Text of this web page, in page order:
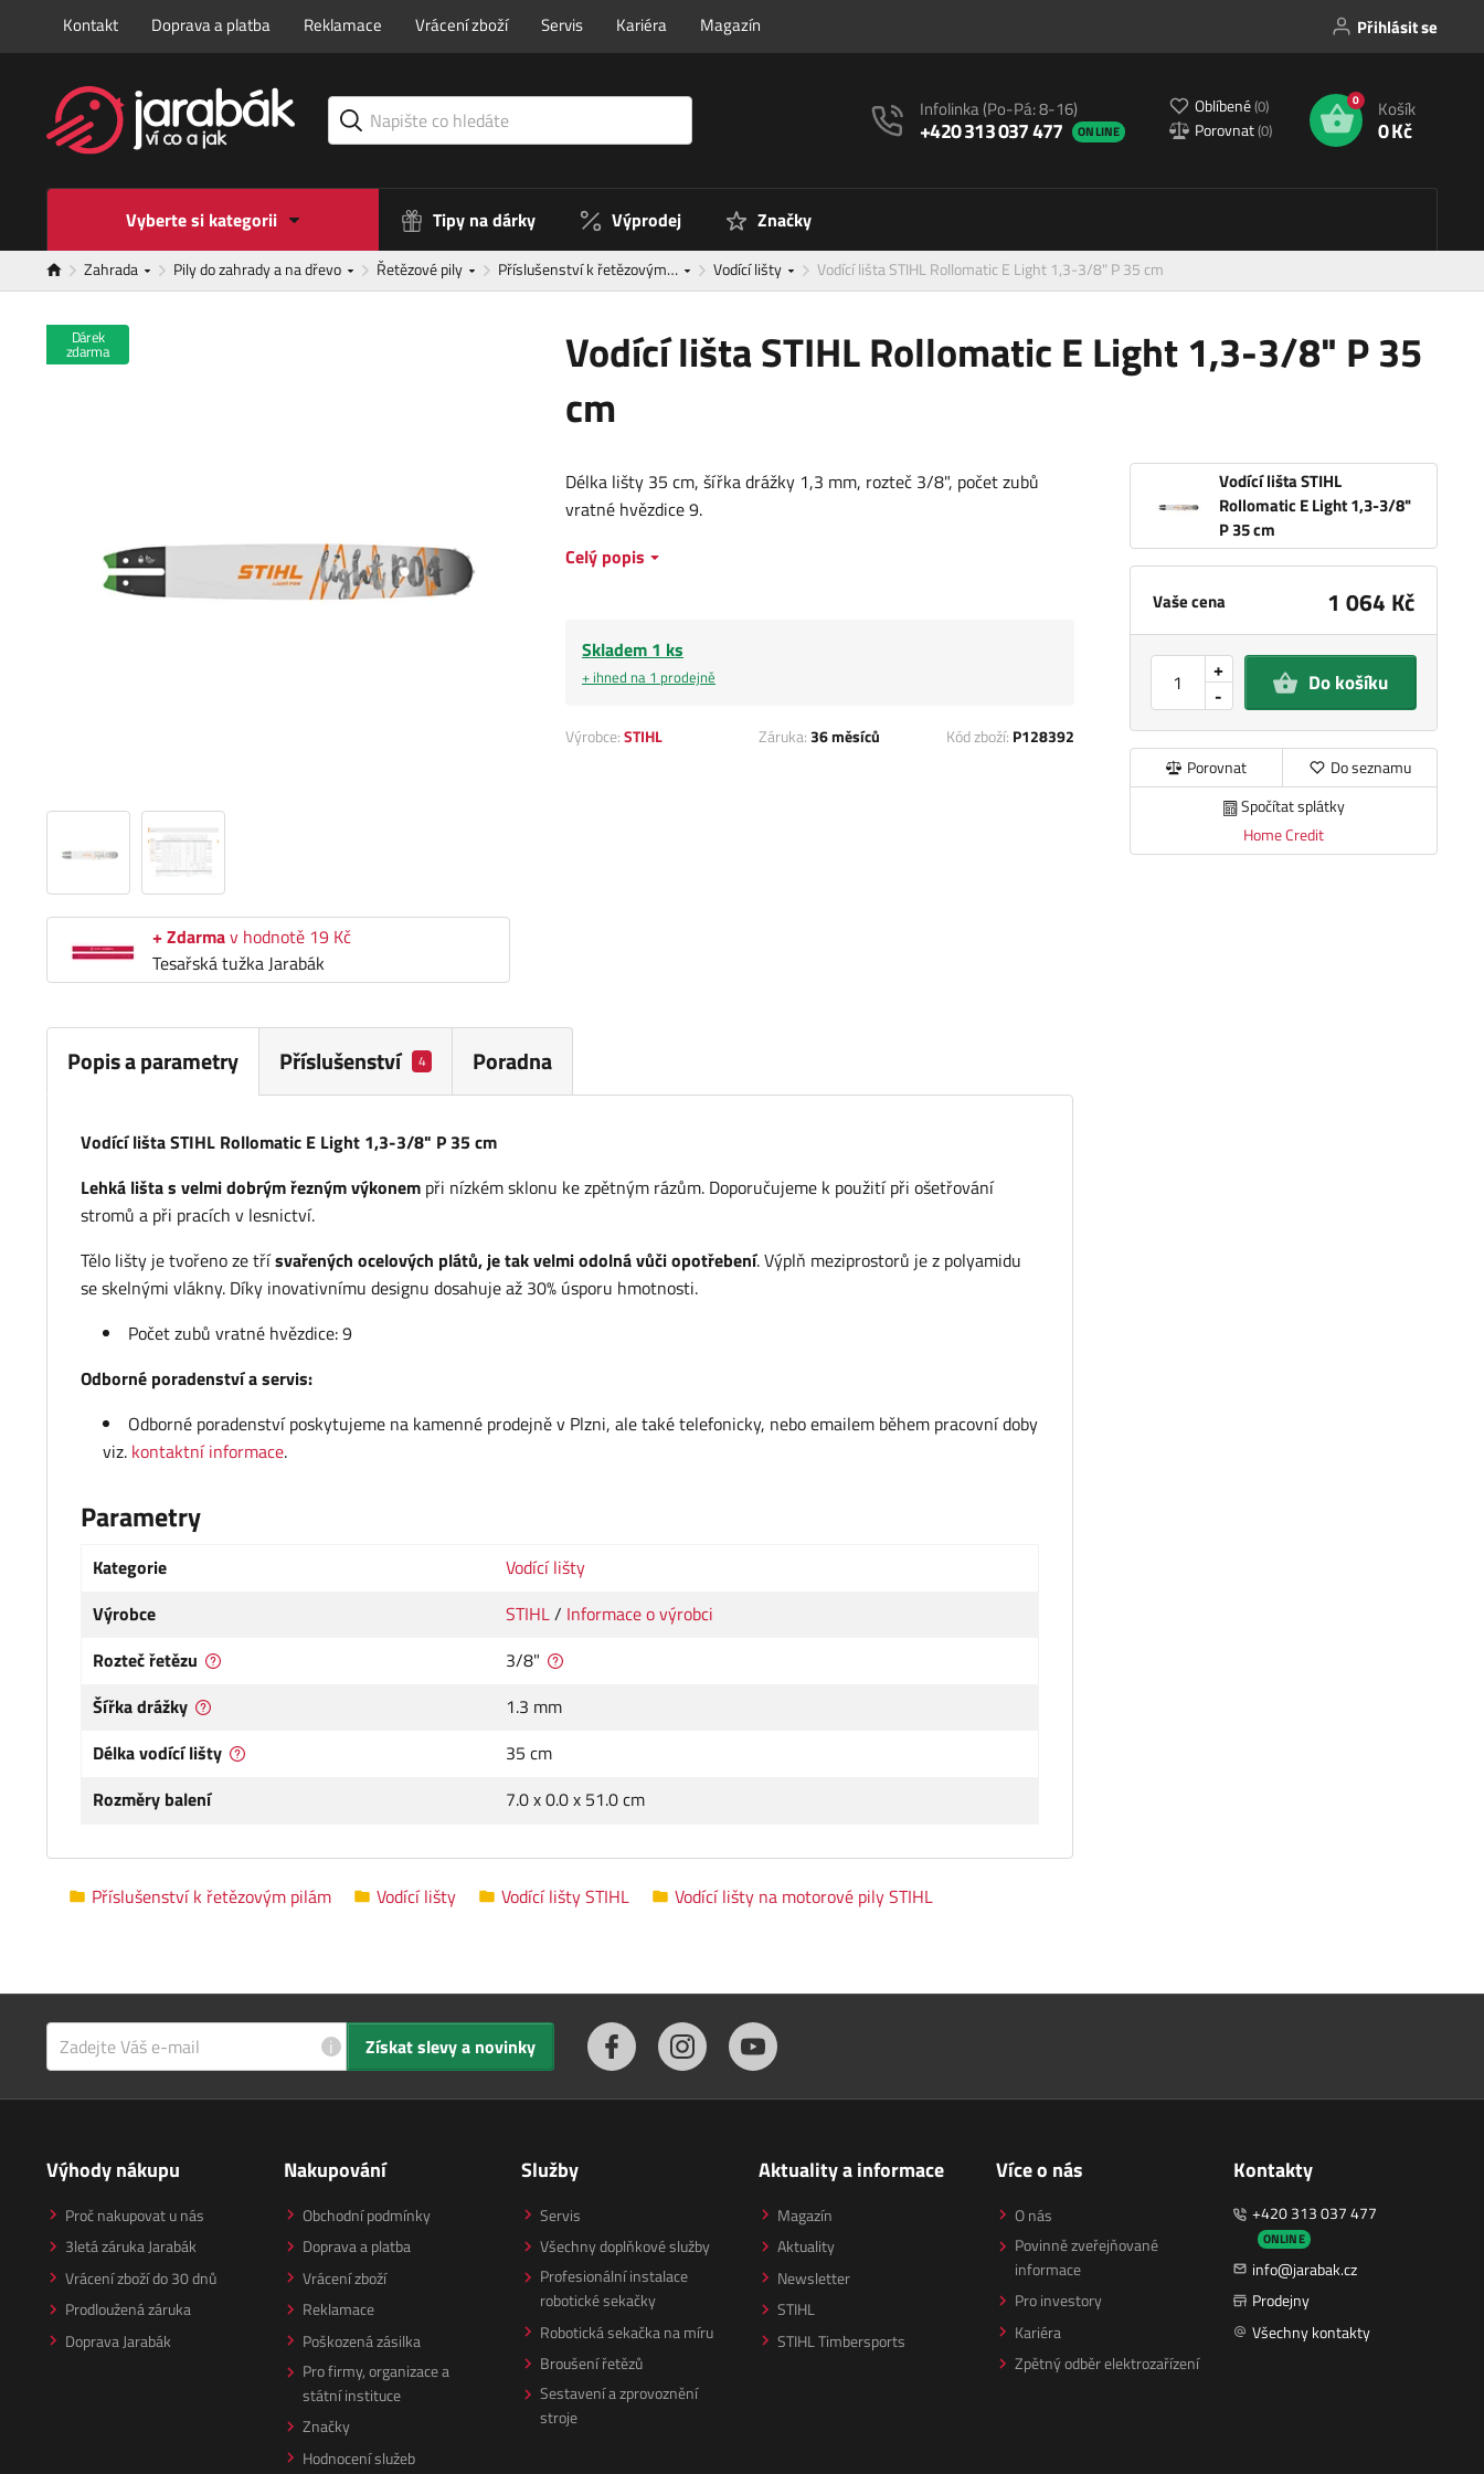
Kontakt Doprava a platba Reklamace Vrácení zboží Servis Kariéra Magazín Přihlásit se
Infolinka(Po-Pá: 8-16)
+420 313 037 477 ONLINE
Oblíbené(0)
Porovnat(0)
0 Košík
0 Kč
Vyberte si kategorii Tipy na dárky Výprodej Značky
Zahrada Pily do zahrady a na dřevo Řetězové pily Příslušenství k řetězovým… Vodící lišty Vodící lišta STIHL Rollomatic E Light 1,3-3/8" P 35 cm
Vodící lišta STIHL Rollomatic E Light 1,3-3/8" P 35
cm
Dárek
zdarma
+ Zdarmav hodnotě 19 Kč
Tesařská tužka Jarabák
Vodící lišta STIHL
Rollomatic E Light 1,3-3/8"
P 35 cm
Vaše cena 1 064 Kč
-
+ Do košíku
Porovnat
Do seznamu
Spočítat splátky
Home Credit
Délka lišty 35 cm, šířka drážky 1,3 mm, rozteč 3/8", počet zubů
vratné hvězdice 9.
Celý popis
Skladem 1 ks
+ ihned na 1 prodejně
Výrobce:STIHL Záruka:36 měsíců Kód zboží: P128392
Popis a parametry Příslušenství 4 Poradna
Vodící lišta STIHL Rollomatic E Light 1,3-3/8" P 35 cm
Lehká lišta s velmi dobrým řezným výkonem při nízkém sklonu ke zpětným rázům. Doporučujeme k použití při ošetřování
stromů a při pracích v lesnictví.
Tělo lišty je tvořeno ze třísvařených ocelových plátů, je tak velmi odolná vůči opotřebení. Výplň meziprostorů je z polyamidu
se skelnými vlákny. Díky inovativnímu designu dosahuje až 30% úsporu hmotnosti.
Počet zubů vratné hvězdice: 9
Odborné poradenství a servis:
Odborné poradenství poskytujeme na kamenné prodejně v Plzni, ale také telefonicky, nebo emailem během pracovní doby
viz. kontaktní informace.
Parametry
Kategorie
Vodící lišty
Výrobce
STIHL/ Informace o výrobci
Rozteč řetězu
3/8"
Šířka drážky
1.3 mm
Délka vodící lišty
35 cm
Rozměry balení
7.0 x 0.0 x 51.0 cm
Příslušenství k řetězovým pilám Vodící lišty Vodící lišty STIHL Vodící lišty na motorové pily STIHL
i Získat slevy a novinky
Výhody nákupu
Proč nakupovat u nás
3letá záruka Jarabák
Vrácení zboží do 30 dnů
Prodloužená záruka
Doprava Jarabák
Nakupování
Obchodní podmínky
Doprava a platba
Vrácení zboží
Reklamace
Poškozená zásilka
Pro firmy, organizace a
státní instituce
Značky
Hodnocení služeb
Služby
Servis
Všechny doplňkové služby
Profesionální instalace
robotické sekačky
Robotická sekačka na míru
Broušení řetězů
Sestavení a zprovoznění
stroje
Aktuality a informace
Magazín
Aktuality
Newsletter
STIHL
STIHL Timbersports
Více o nás
O nás
Povinně zveřejňované
informace
Pro investory
Kariéra
Zpětný odběr elektrozařízení
Kontakty
+420 313 037 477
ONLINE
info@jarabak.cz
Prodejny
Všechny kontakty